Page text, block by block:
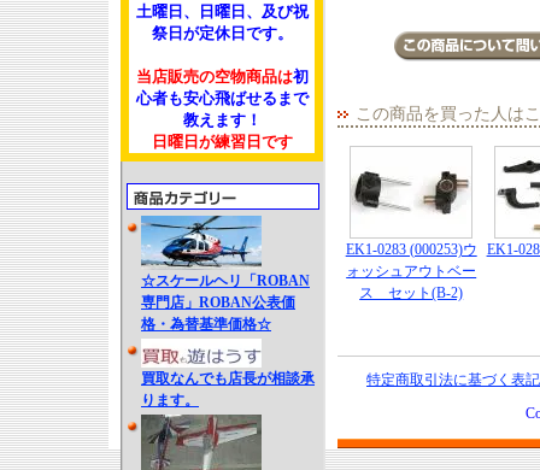
土曜日、日曜日、及び祝
祭日が定休日です。
当店販売の空物商品は初
心者も安心飛ばせるまで
教えます！
日曜日が練習日です
☆スケールヘリ「ROBAN
専門店」ROBAN公表価
格・為替基準価格☆
買取なんでも店長が相談承
ります。
この商品を買った人は
EK1-0283 (000253)ウ
ォッシュアウトベー
ス セット(B-2)
EK1-
特定商取引法に基づく表記